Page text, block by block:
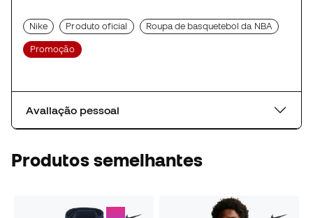
Nike Produto oficial Roupa de basquetebol da NBA
Promoção
Avaliação pessoal
Produtos semelhantes